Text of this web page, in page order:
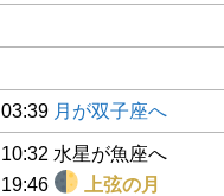
03:39 月が双子座へ
10:32 水星が魚座へ
19:46
上弦の月